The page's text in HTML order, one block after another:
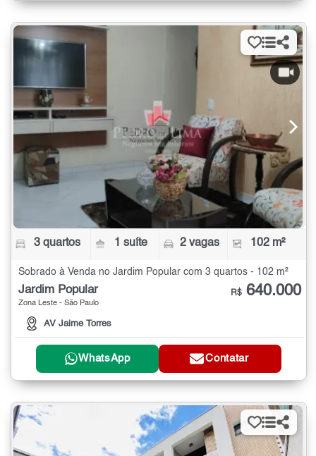
3 quartos 1 suíte 2 vagas 102 m²
Sobrado à Venda no Jardim Popular com 3 quartos - 102 m²
Jardim Popular
Zona Leste - São Paulo
AV Jaime Torres
R$ 640.000
WhatsApp Contatar